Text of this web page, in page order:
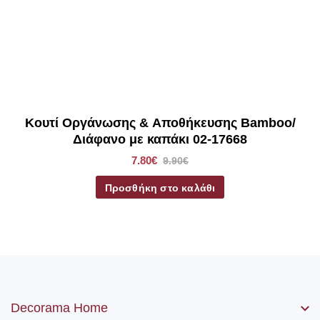
Κουτί Οργάνωσης & Αποθήκευσης Bamboo/
Διάφανο με καπάκι 02-17668
7.80€ 9.90€
Προσθήκη στο καλάθι
Decorama Home